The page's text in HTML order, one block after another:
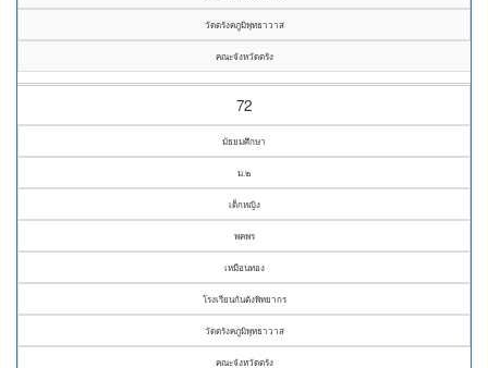
วัดตรังคภูมิพุทธาวาส
คณะจังหวัดตรัง
72
มัธยมศึกษา
ม.๒
เด็กหญิง
พคพร
เหมือนทอง
โรงเรียนกันตังพิทยากร
วัดตรังคภูมิพุทธาวาส
คณะจังหวัดตรัง